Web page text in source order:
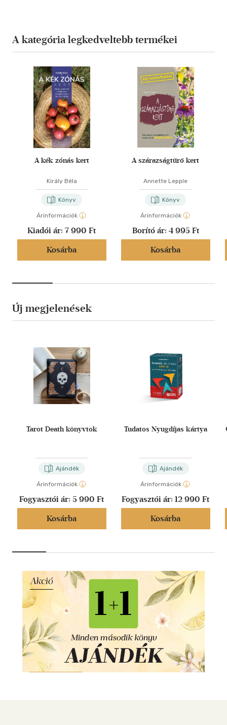
A kategória legkedveltebb termékei
A kék zónás kert
Király Béla
Könyv
Árinformációk
Kiadói ár: 7 990 Ft
Kosárba
A szárazságtűrő kert
Annette Lepple
Könyv
Árinformációk
Borító ár: 4 995 Ft
Kosárba
Új megjelenések
Tarot Death könyvtok
Ajándék
Árinformációk
Fogyasztói ár: 5 990 Ft
Kosárba
Tudatos Nyugdíjas kártya
Ajándék
Árinformációk
Fogyasztói ár: 12 990 Ft
Kosárba